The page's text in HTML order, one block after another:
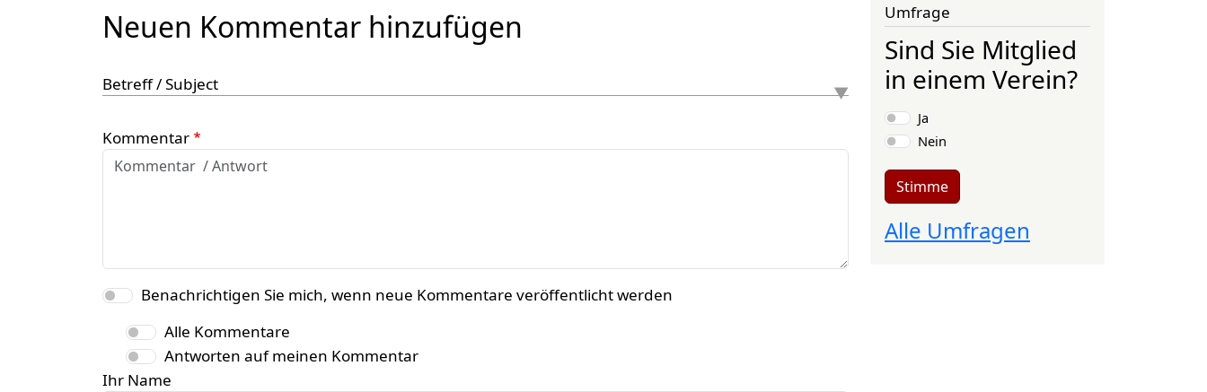
Neuen Kommentar hinzufügen
Betreff / Subject
Kommentar
Benachrichtigen Sie mich, wenn neue Kommentare veröffentlicht werden
Alle Kommentare
Antworten auf meinen Kommentar
Ihr Name
Umfrage
Sind Sie Mitglied
in einem Verein?
Auswahlmöglichkeiten
Ja
Nein
Stimme
Alle Umfragen